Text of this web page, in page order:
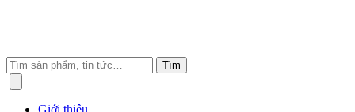
Tìm
Giới thiệu